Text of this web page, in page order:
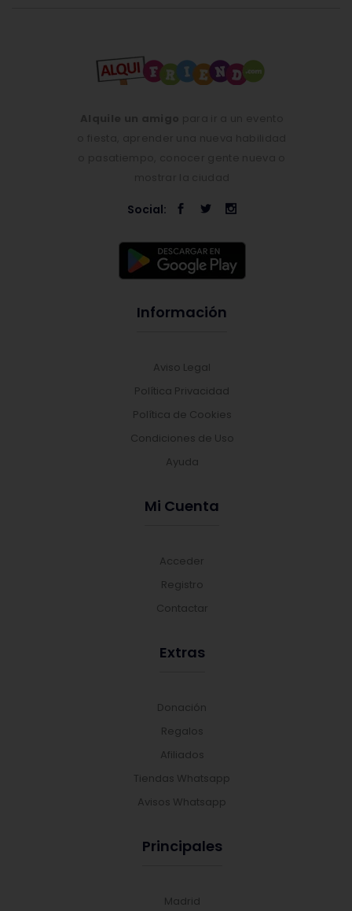
Social:
Información
Aviso Legal
Política Privacidad
Política de Cookies
Condiciones de Uso
Ayuda
Mi Cuenta
Acceder
Registro
Contactar
Extras
Donación
Regalos
Afiliados
Tiendas Whatsapp
Avisos Whatsapp
Principales
Madrid